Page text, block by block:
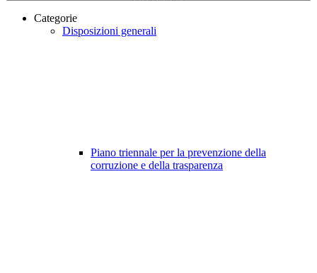
Categorie
Disposizioni generali
Piano triennale per la prevenzione della
corruzione e della trasparenza